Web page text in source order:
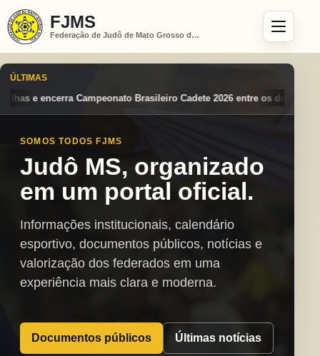
FJMS
Federação de Judô de Mato Grosso do Sul
ÚLTIMAS
Cadete 2026 entre os destaques nacionais Mato Grosso do
SOMOS TODOS FJMS
Judô MS, organizado
em um portal oficial.
Informações institucionais, calendário
esportivo, documentos públicos, notícias e
valorização dos federados em uma
experiência mais clara e moderna.
Documentos públicos Últimas notícias